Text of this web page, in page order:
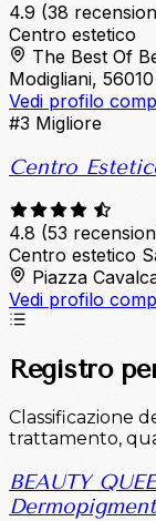
4.9 (38
Centro estetico
The Best Of
Modigliani,
Vedi profilo
#3 Migliore
Centro
4.8 (53
Centro estetico
Piazza
Vedi profilo
Registro
Classificazione
trattamento,
BEAUTY